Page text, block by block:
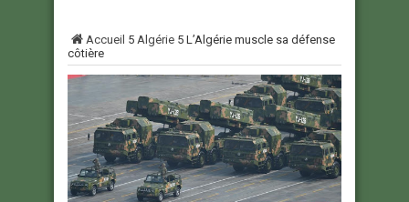
Accueil 5 Algérie 5 L’Algérie muscle sa défense
côtière